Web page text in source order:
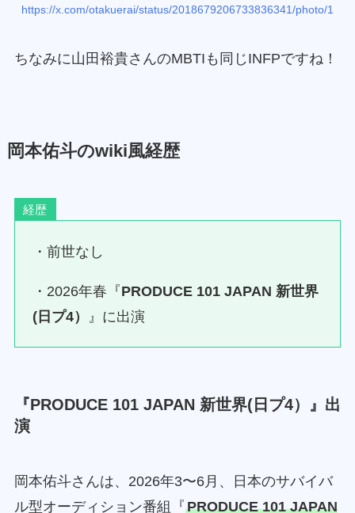
https://x.com/otakuerai/status/2018679206733836341/photo/1
ちなみに山田裕貴さんのMBTIも同じINFPですね！
岡本佑斗のwiki風経歴
経歴
・前世なし
・2026年春『PRODUCE 101 JAPAN 新世界
(日プ4）
』に出演
『PRODUCE 101 JAPAN 新世界(日プ4） 』出
演
岡本佑斗さんは、2026年3〜6月、日本のサバイバ
ル型オーディション番組『PRODUCE 101 JAPAN